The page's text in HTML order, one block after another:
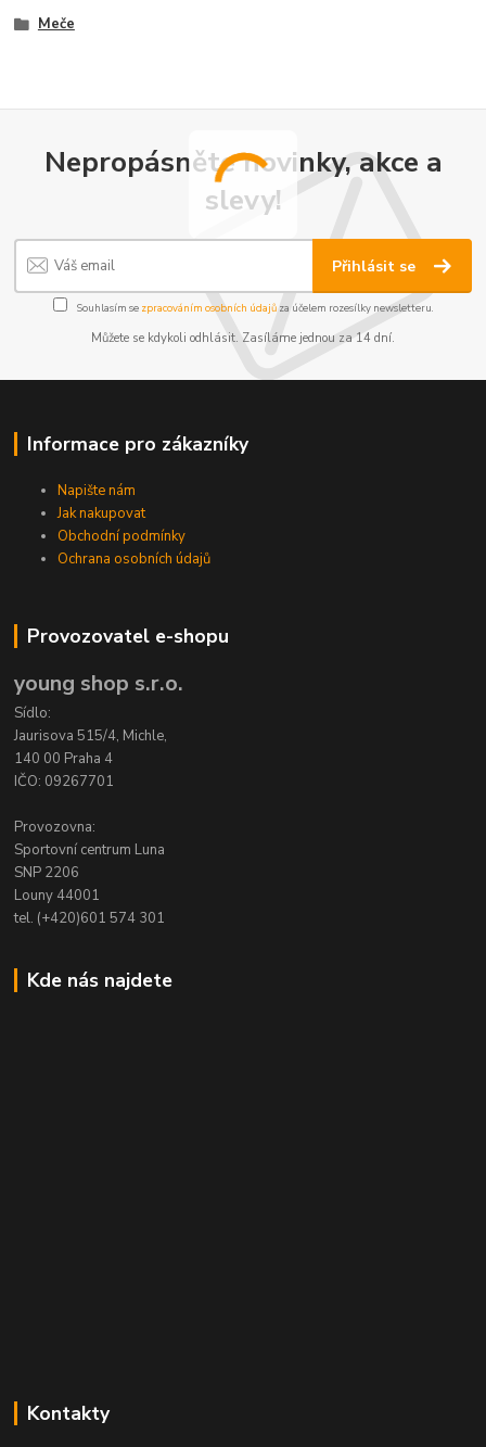
Meče
Nepropásněte novinky, akce a
slevy!
Přihlásit se
Souhlasím se zpracováním osobních údajůza účelem rozesílky newsletteru.
Můžete se kdykoli odhlásit. Zasíláme jednou za 14 dní.
Informace pro zákazníky
Napište nám
Jak nakupovat
Obchodní podmínky
Ochrana osobních údajů
Provozovatel e-shopu
young shop s.r.o.
Sídlo:
Jaurisova 515/4, Michle,
140 00 Praha 4
IČO: 09267701
Provozovna:
Sportovní centrum Luna
SNP 2206
Louny 44001
tel. (+420)601 574 301
Kde nás najdete
Kontakty